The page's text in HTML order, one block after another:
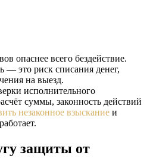
опаснее всего бездействие.
это риск списания денег,
на выезд.
исполнительного
суммы, законность действий
незаконное взыскание и
защиты от